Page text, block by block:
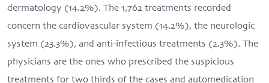
dermatology (14.2%). The 1,762 treatments recorded
concern the cardiovascular system (14.2%), the neurologic
system (23.3%), and anti-infectious treatments (2.3%). The
physicians are the ones who prescribed the suspicious
treatments for two thirds of the cases and automedication